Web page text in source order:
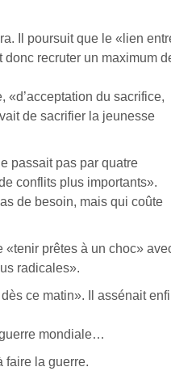
Il poursuit que le «lien
donc recruter un maximum
«d’acceptation du sacrifice,
de sacrifier la jeunesse
passait pas par quatre
conflits plus importants».
de besoin, mais qui coûte
«tenir prêtes à un choc»
radicales».
ce matin». Il assénait
mondiale…
faire la guerre.